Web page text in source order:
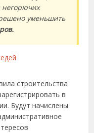
негорючих
уменьшить
строительства
в
Будут начислены